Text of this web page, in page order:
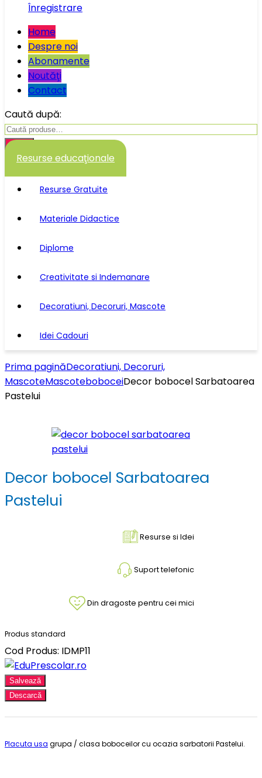
Înregistrare
Home
Despre noi
Abonamente
Noutăţi
Contact
Caută după:
Caută
Resurse educaţionale
Resurse Gratuite
Materiale Didactice
Diplome
Creativitate si Indemanare
Decoratiuni, Decoruri, Mascote
Idei Cadouri
Prima paginăDecoratiuni, Decoruri,
MascoteMascoteboboceiDecor bobocel Sarbatoarea
Pastelui
Decor bobocel Sarbatoarea
Pastelui
Resurse si Idei
Suport telefonic
Din dragoste pentru cei mici
Produs standard
Cod Produs: IDMP11
Salvează
Descarcă
Placuta usa grupa / clasa boboceilor cu ocazia sarbatorii Pastelui.